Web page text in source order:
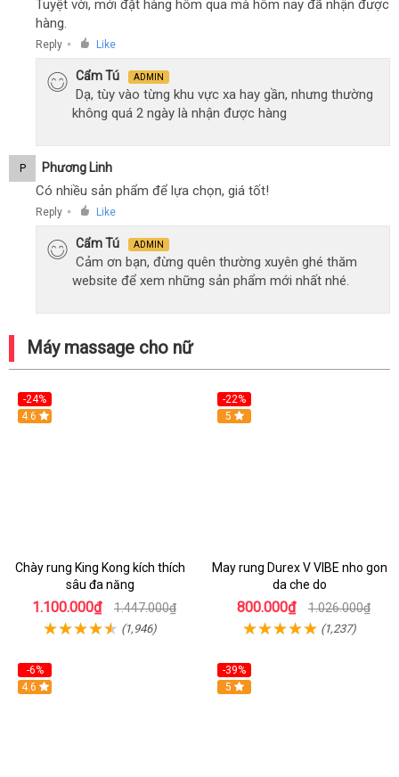
Tuyệt vời, mới đặt hàng hôm qua mà hôm nay đã nhận được
hàng.
Reply ● Like
Cẩm Tú ADMIN
Dạ, tùy vào từng khu vực xa hay gần, nhưng thường
không quá 2 ngày là nhận được hàng
P Phương Linh
Có nhiều sản phẩm để lựa chọn, giá tốt!
Reply ● Like
Cẩm Tú ADMIN
Cảm ơn bạn, đừng quên thường xuyên ghé thăm
website để xem những sản phẩm mới nhất nhé.
Máy massage cho nữ
-24%
4.6
Chày rung King Kong kích thích
sâu đa năng
1.100.000₫ 1.447.000₫
(1,946)
-22%
Hot
5
May rung Durex V VIBE nho gon
da che do
800.000₫ 1.026.000₫
(1,237)
-6%
4.6
-39%
Hot
5